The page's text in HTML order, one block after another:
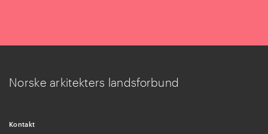
Norske arkitekters landsforbund
Kontakt